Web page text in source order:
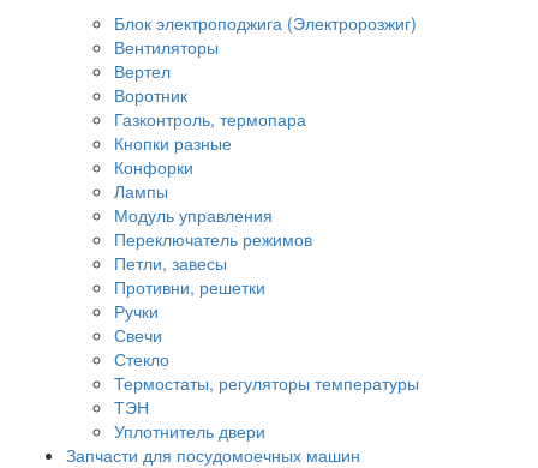
Блок электроподжига (Электророзжиг)
Вентиляторы
Вертел
Воротник
Газконтроль, термопара
Кнопки разные
Конфорки
Лампы
Модуль управления
Переключатель режимов
Петли, завесы
Противни, решетки
Ручки
Свечи
Стекло
Термостаты, регуляторы температуры
ТЭН
Уплотнитель двери
Запчасти для посудомоечных машин